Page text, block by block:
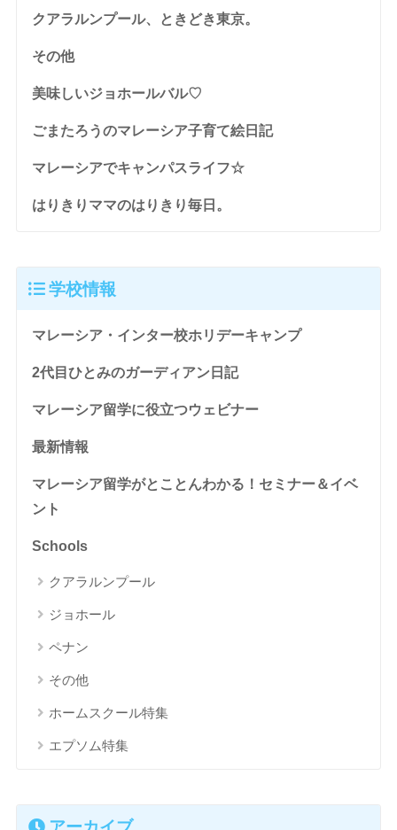
クアラルンプール、ときどき東京。
その他
美味しいジョホールバル♡
ごまたろうのマレーシア子育て絵日記
マレーシアでキャンパスライフ☆
はりきりママのはりきり毎日。
学校情報
マレーシア・インター校ホリデーキャンプ
2代目ひとみのガーディアン日記
マレーシア留学に役立つウェビナー
最新情報
マレーシア留学がとことんわかる！セミナー＆イベ
ント
Schools
クアラルンプール
ジョホール
ペナン
その他
ホームスクール特集
エプソム特集